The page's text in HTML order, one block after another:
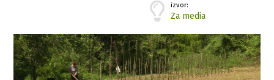
izvor:
Za media